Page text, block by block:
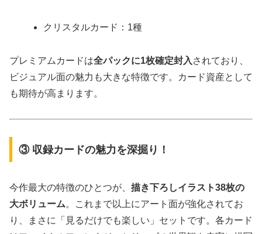
クリスタルカード：1種
プレミアムカードは全パックに1枚確定封入 されており、
ビジュアル面の魅力も大きな特徴です。カード資産として
も期待が高まります。
③ 収録カードの魅力を深掘り！
今作最大の特徴のひとつが、 描き下ろしイラスト38枚の
大ボリューム。これまで以上にアート面が強化されてお
り、まさに「見るだけでも楽しい」セットです。各カード